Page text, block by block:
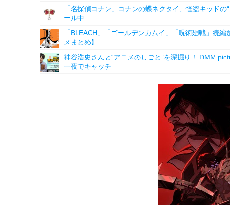
「名探偵コナン」コナンの蝶ネクタイ、怪盗キッド
ール中
「BLEACH」「ゴールデンカムイ」「呪術廻戦」続
メまとめ】
神谷浩史さんと“アニメのしごと”を深掘り！ DMM
一夜でキャッチ